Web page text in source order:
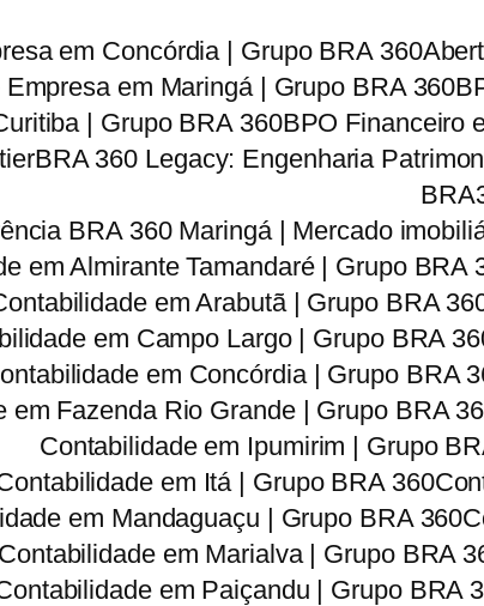
em Concórdia | Grupo BRA 360
em Maringá | Grupo BRA 360
| Grupo BRA 360BPO Financeiro
BRA 360 Legacy: Engenharia
BRA 360 Maringá | Mercado
em Almirante Tamandaré | Grupo BRA
em Arabutã | Grupo BRA
em Campo Largo | Grupo BRA
em Concórdia | Grupo BRA
em Fazenda Rio Grande | Grupo BRA
Contabilidade em Ipumirim | Grupo
em Itá | Grupo BRA 360
em Mandaguaçu | Grupo BRA 360
Contabilidade em Marialva | Grupo BRA
em Paiçandu | Grupo BRA